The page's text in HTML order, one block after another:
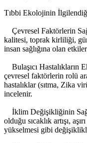
Tıbbi Ekolojinin
Çevresel Faktörlerin
kalitesi, toprak kirliliği,
insan sağlığına olan
Bulaşıcı Hastalıkların
çevresel faktörlerin rolü
hastalıklar (sıtma, Zika
incelenir.
İklim Değişikliğinin
olduğu sıcaklık artışı,
yükselmesi gibi